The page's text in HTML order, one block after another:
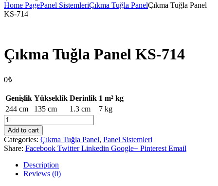
Home PagePanel SistemleriÇıkma Tuğla PanelÇıkma Tuğla Panel
KS-714
Çıkma Tuğla Panel KS-714
0₺
Genişlik Yükseklik Derinlik 1 m² kg
244 cm
135 cm 1.3 cm
7 kg
Çıkma
Tuğla
Panel
KS-
714
quantity
Add to cart
Categories: Çıkma Tuğla Panel, Panel Sistemleri
Share: Facebook Twitter Linkedin Google+ Pinterest Email
Description
Reviews (0)